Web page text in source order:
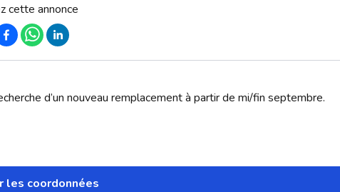
cette annonce
d’un nouveau remplacement à partir de mi/fin septembre.
les coordonnées